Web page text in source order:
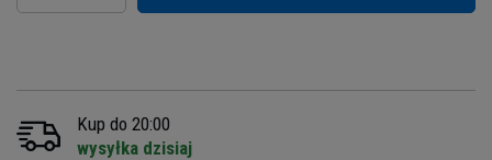
Kup do 20:00
wysyłka dzisiaj